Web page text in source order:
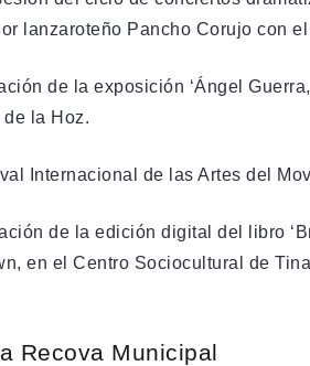
lanzaroteño Pancho Corujo con el
de la exposición ‘Ángel
la Hoz.
Internacional de las Artes del
de la edición digital del libro
en el Centro Sociocultural de
Recova Municipal